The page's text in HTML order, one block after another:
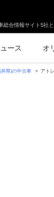
合情報サイト5社
ース オ
県)の中古車 アト